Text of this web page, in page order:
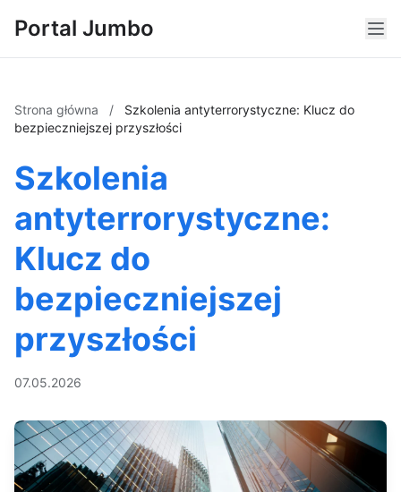
Portal Jumbo
Strona główna /
Szkolenia antyterrorystyczne: Klucz do
bezpieczniejszej przyszłości
Szkolenia
antyterrorystyczne:
Klucz do
bezpieczniejszej
przyszłości
07.05.2026